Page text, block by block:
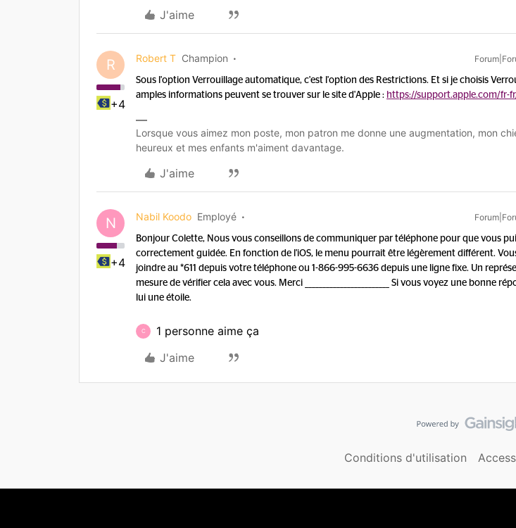
J'aime
R
+4
Robert T Champion
Sous l'option Verrouillage automatique, c'est l'option des Restrictions. Et si je choisis
amples informations peuvent se trouver sur le site d'Apple : https://support.apple.com/fr-
Lorsque vous aimez mon poste, mon patron me donne une augmentation, mon
heureux et mes enfants m'aiment davantage.
J'aime
N
+4
Nabil Koodo Employé
Bonjour Colette, Nous vous conseillons de communiquer par téléphone pour que vous
correctement guidée. En fonction de l'iOS, le menu pourrait être légèrement différent.
joindre au *611 depuis votre téléphone ou 1-866-995-6636 depuis une ligne fixe. Un
mesure de vérifier cela avec vous. Merci ________________________ Si vous voyez une bonne
lui une étoile.
C
1 personne aime ça
J'aime
Conditions d'utilisation